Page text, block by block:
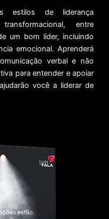
estilos de liderança
entre
um bom líder, incluindo
emocional. Aprenderá
verbal e não
para entender e apoiar
você a liderar de